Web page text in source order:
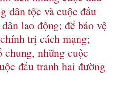
dân tộc và cuộc đấu
lao động; để bảo vệ
trị cách mạng;
chung, những cuộc
đấu tranh hai đường